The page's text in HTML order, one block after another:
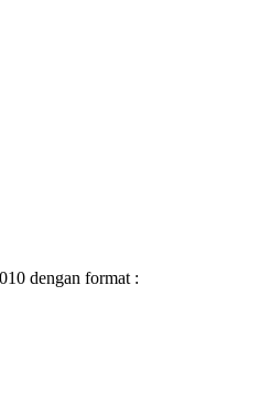
dengan format :